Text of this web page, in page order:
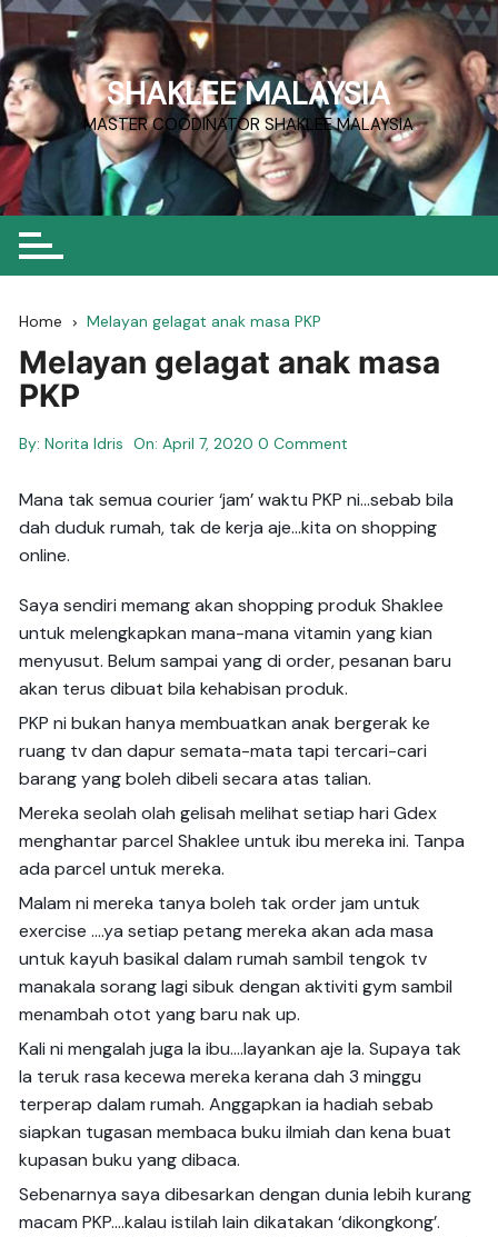
Skip
to
content
SHAKLEE MALAYSIA
MASTER COODINATOR SHAKLEE MALAYSIA
Home Melayan gelagat anak masa PKP
Melayan gelagat anak masa
PKP
By: Norita Idris On:April 7, 2020 0 Comment
Mana tak semua courier ‘jam’ waktu PKP ni…sebab bila
dah duduk rumah, tak de kerja aje…kita on shopping
online.
Saya sendiri memang akan shopping produk Shaklee
untuk melengkapkan mana-mana vitamin yang kian
menyusut. Belum sampai yang di order, pesanan baru
akan terus dibuat bila kehabisan produk.
PKP ni bukan hanya membuatkan anak bergerak ke
ruang tv dan dapur semata-mata tapi tercari-cari
barang yang boleh dibeli secara atas talian.
Mereka seolah olah gelisah melihat setiap hari Gdex
menghantar parcel Shaklee untuk ibu mereka ini. Tanpa
ada parcel untuk mereka.
Malam ni mereka tanya boleh tak order jam untuk
exercise ….ya setiap petang mereka akan ada masa
untuk kayuh basikal dalam rumah sambil tengok tv
manakala sorang lagi sibuk dengan aktiviti gym sambil
menambah otot yang baru nak up.
Kali ni mengalah juga la ibu….layankan aje la. Supaya tak
la teruk rasa kecewa mereka kerana dah 3 minggu
terperap dalam rumah. Anggapkan ia hadiah sebab
siapkan tugasan membaca buku ilmiah dan kena buat
kupasan buku yang dibaca.
Sebenarnya saya dibesarkan dengan dunia lebih kurang
macam PKP….kalau istilah lain dikatakan ‘dikongkong’.